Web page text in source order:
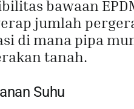
bawaan
jumlah
di mana pipa
tanah.
Suhu